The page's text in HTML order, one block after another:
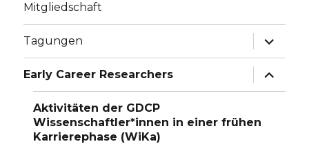
Mitgliedschaft
Tagungen
öffnen
Early Career Researchers
öffnen
Aktivitäten der GDCP
Wissenschaftler*innen in einer frühen
Karrierephase (WiKa)